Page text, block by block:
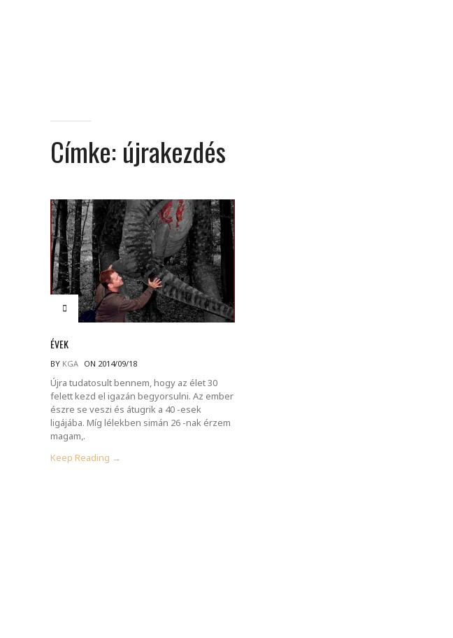
Címke: újrakezdés
ÉVEK
BY KGA ON 2014/09/18
Újra tudatosult bennem, hogy az élet 30
felett kezd el igazán begyorsulni. Az ember
észre se veszi és átugrik a 40 -esek
ligájába. Míg lélekben simán 26 -nak érzem
magam,.
Keep Reading →